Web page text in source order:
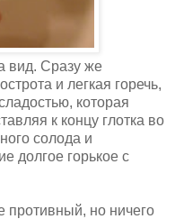
вид. Сразу же
и легкая горечь,
которая
к концу глотка во
солода и
долгое горькое с
противный, но ничего